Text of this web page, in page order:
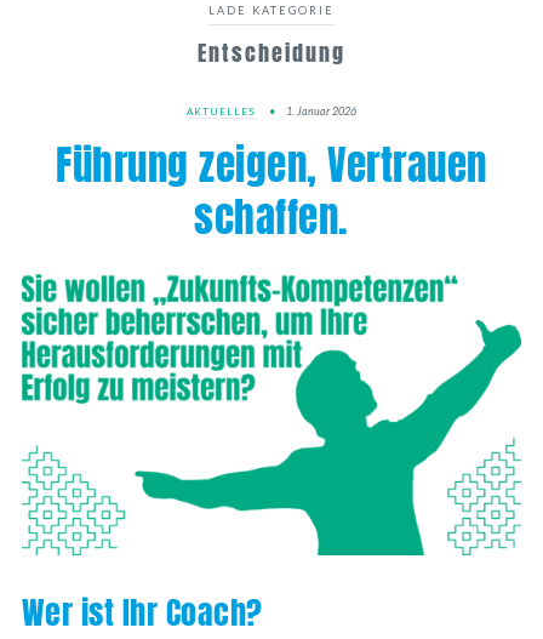
LADE KATEGORIE
Entscheidung
AKTUELLES 1. Januar 2026
Führung zeigen, Vertrauen
schaffen.
Wer ist Ihr Coach?